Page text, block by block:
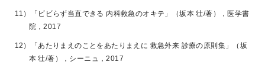
11）「ビビらず当直できる 内科救急のオキテ」（坂本 壮/著），医学書
院，2017
12）「あたりまえのことをあたりまえに 救急外来 診療の原則集」（坂
本 壮/著），シーニュ，2017